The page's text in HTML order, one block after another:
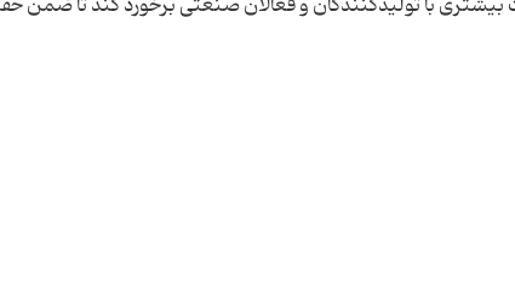
بیشتری با تولیدکنندگان و فعالان صنعتی برخورد کند تا ضمن